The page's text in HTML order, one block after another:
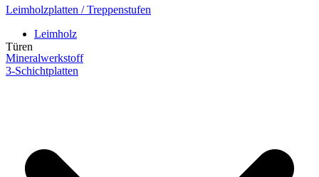
Leimholzplatten / Treppenstufen
Leimholz
Mineralwerkstoff
3-Schichtplatten
Türen